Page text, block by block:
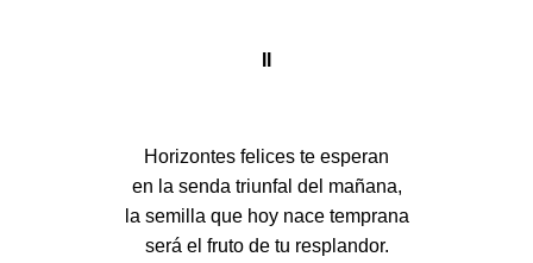
Horizontes felices te esperan
en la senda triunfal del mañana,
la semilla que hoy nace temprana
será el fruto de tu resplandor.